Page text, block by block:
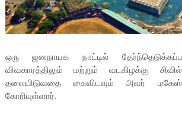
ஒரு ஜனநாயக நாட்டில்
விவகாரத்திலும் மற்றும் வடகிழக்கு
தலையிடுவதை கைவிடவும் அவர் மகேஸ்
கோரியுள்ளார்.